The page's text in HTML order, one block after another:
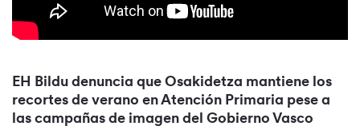
EH Bildu denuncia que Osakidetza mantiene los
recortes de verano en Atención Primaria pese a
las campañas de imagen del Gobierno Vasco